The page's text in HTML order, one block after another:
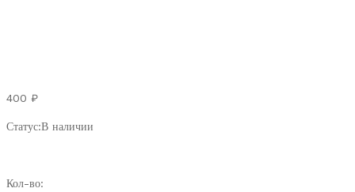
400 ₽
Статус:В наличии
AMP
Кол-во: